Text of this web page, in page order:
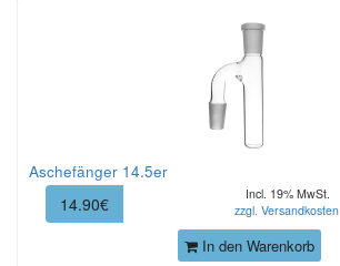
Aschefänger 14.5er
14.90€
Incl. 19% MwSt.
zzgl. Versandkosten
In den Warenkorb